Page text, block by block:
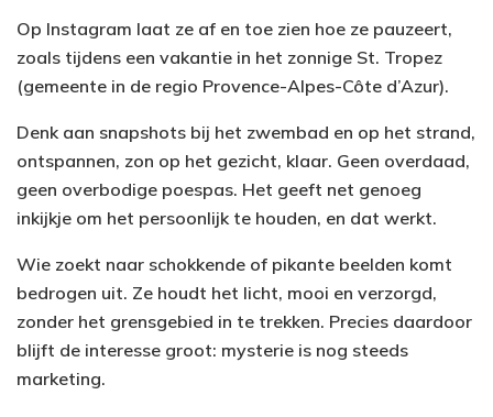
Op Instagram laat ze af en toe zien hoe ze pauzeert,
zoals tijdens een vakantie in het zonnige St. Tropez
(gemeente in de regio Provence-Alpes-Côte d’Azur).
Denk aan snapshots bij het zwembad en op het strand,
ontspannen, zon op het gezicht, klaar. Geen overdaad,
geen overbodige poespas. Het geeft net genoeg
inkijkje om het persoonlijk te houden, en dat werkt.
Wie zoekt naar schokkende of pikante beelden komt
bedrogen uit. Ze houdt het licht, mooi en verzorgd,
zonder het grensgebied in te trekken. Precies daardoor
blijft de interesse groot: mysterie is nog steeds
marketing.